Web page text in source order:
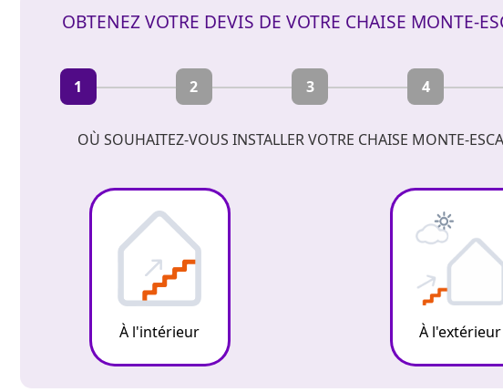
OBTENEZ VOTRE DEVIS DE VOTRE CHAISE MONTE-
1 2 3 4
OÙ SOUHAITEZ-VOUS INSTALLER VOTRE CHAISE MONTE-
À l'intérieur À l'extérieur